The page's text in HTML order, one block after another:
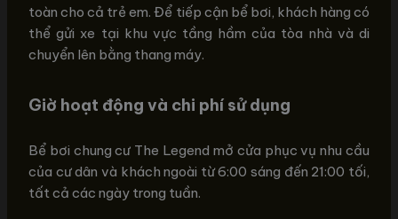
toàn cho cả trẻ em. Để tiếp cận bể bơi, khách hàng có
thể gửi xe tại khu vực tầng hầm của tòa nhà và di
chuyển lên bằng thang máy.
Giờ hoạt động và chi phí sử dụng
Bể bơi chung cư The Legend mở cửa phục vụ nhu cầu
của cư dân và khách ngoài từ 6:00 sáng đến 21:00 tối,
tất cả các ngày trong tuần.